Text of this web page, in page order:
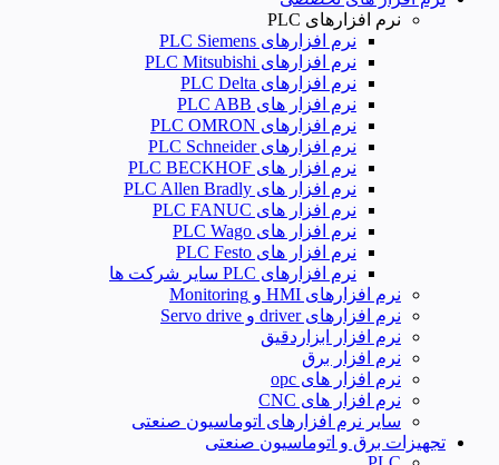
نرم افزارهای PLC
نرم افزارهای PLC Siemens
نرم افزارهای PLC Mitsubishi
نرم‌ افزارهای PLC Delta
نرم افزار های PLC ABB
نرم افزارهای PLC OMRON
نرم افزارهای PLC Schneider
نرم افزار های PLC BECKHOF
نرم افزار های PLC Allen Bradly
نرم افزار های PLC FANUC
نرم افزار های PLC Wago
نرم افزار های PLC Festo
نرم افزارهای PLC سایر شرکت ها
نرم افزارهای HMI و Monitoring
نرم افزارهای driver و Servo drive
نرم افزار ابزاردقیق
نرم افزار برق
نرم افزار های opc
نرم افزار های CNC
سایر نرم افزارهای اتوماسیون صنعتی
تجهیزات برق و اتوماسیون صنعتی